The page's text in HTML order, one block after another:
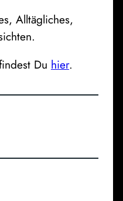
Alltägliches,
Du hier.